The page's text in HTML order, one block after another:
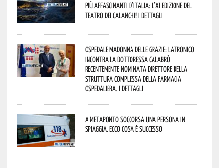
più affascinanti d’Italia: l’XI edizione del
Teatro dei Calanchi! I dettagli
Ospedale Madonna delle Grazie: Latronico
incontra la dottoressa Calabrò
recentemente nominata Direttore della
Struttura Complessa della Farmacia
Ospedaliera. I dettagli
A Metaponto soccorsa una persona in
spiaggia. Ecco cosa è successo